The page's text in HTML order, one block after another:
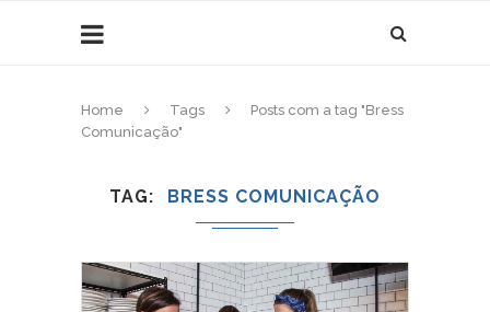
Home Tags
Posts com a tag "Bress
Comunicação"
TAG BRESS COMUNICAÇÃO